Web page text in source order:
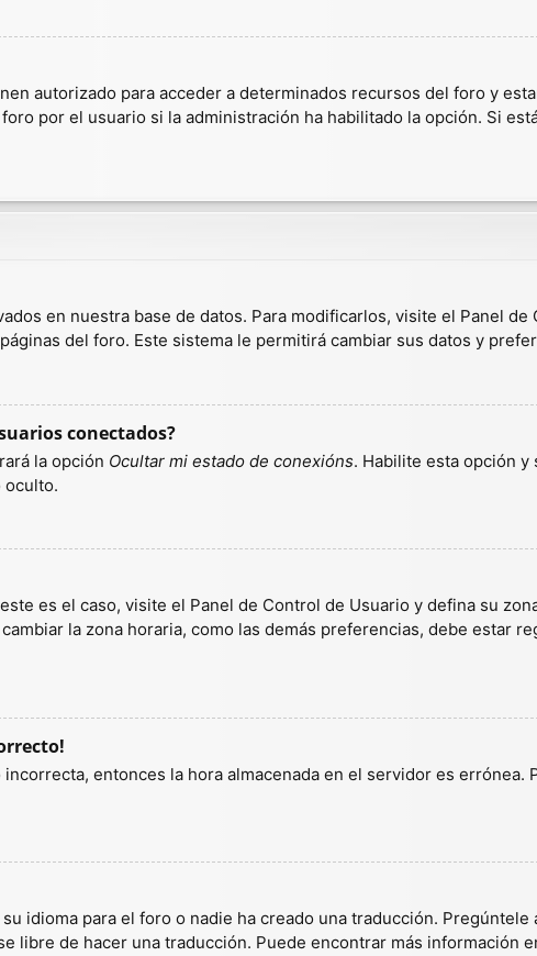
autorizado para acceder a determinados recursos del foro y
por el usuario si la administración ha habilitado la opción. Si
en nuestra base de datos. Para modificarlos, visite el Panel de
del foro. Este sistema le permitirá cambiar sus datos y
conectados?
la opción Ocultar mi estado de conexións. Habilite esta opción
oculto.
es el caso, visite el Panel de Control de Usuario y defina su
la zona horaria, como las demás preferencias, debe estar
entonces la hora almacenada en el servidor es errónea.
idioma para el foro o nadie ha creado una traducción.
libre de hacer una traducción. Puede encontrar más información